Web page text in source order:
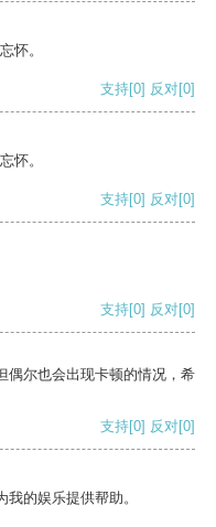
怀。
支持[0] 反对[0]
怀。
支持[0] 反对[0]
支持[0] 反对[0]
偶尔也会出现卡顿的情况，希
支持[0] 反对[0]
的娱乐提供帮助。